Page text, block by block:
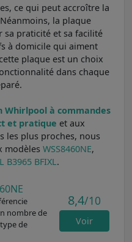
ce qui peut accroître la
la plaque
sa praticité et sa facilité
à domicile qui aiment
plaque est un choix
dans chaque
Whirlpool à commandes
et pratique et aux
les plus proches, nous
modèles WSS8460NE,
B3965 BFIXL .
nombre de
de
8,4/10
Voir